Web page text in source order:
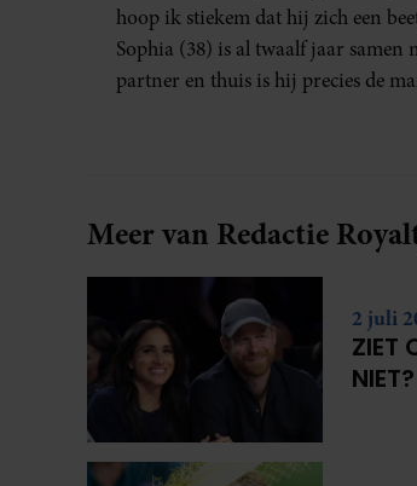
hoop ik stiekem dat hij zich een
Sophia (38) is al twaalf jaar samen
partner en thuis is hij precies de
Meer van Redactie
2 juli
ZIET
NIET?